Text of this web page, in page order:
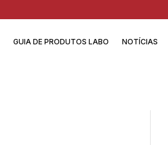
GUIA DE PRODUTOS LABO NOTÍCIAS